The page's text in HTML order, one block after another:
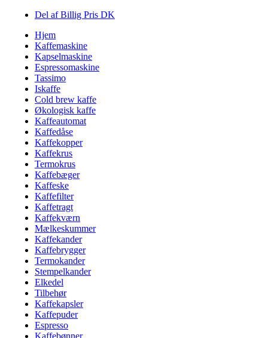
Del af Billig Pris DK
Hjem
Kaffemaskine
Kapselmaskine
Espressomaskine
Tassimo
Iskaffe
Cold brew kaffe
Økologisk kaffe
Kaffeautomat
Kaffedåse
Kaffekopper
Kaffekrus
Termokrus
Kaffebæger
Kaffeske
Kaffefilter
Kaffetragt
Kaffekværn
Mælkeskummer
Kaffekander
Kaffebrygger
Termokander
Stempelkander
Elkedel
Tilbehør
Kaffekapsler
Kaffepuder
Espresso
Kaffebønner